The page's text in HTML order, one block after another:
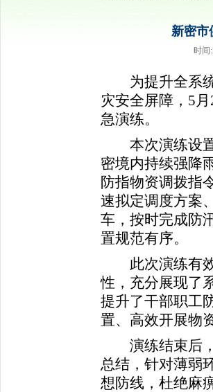
新密市
时
为提升全系统
灾安全屏障，5
急演练。
本次演练设置
密境内持续强降
防指物资调拨指
速拟定调度方案
车，按时完成防
置规范有序。
此次演练有效
性，充分展现了
提升了干部职工
置、高效开展物
演练结束后，
总结，针对薄弱
想防线，杜绝麻